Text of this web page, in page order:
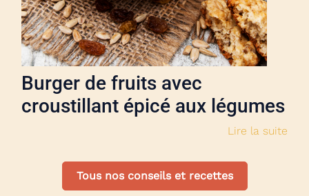
Burger de fruits avec
croustillant épicé aux légumes
Lire la suite
Tous nos conseils et recettes